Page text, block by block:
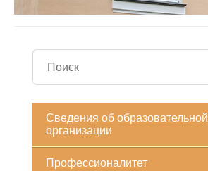
Сведения об образовательной
организации
Профессионалитет